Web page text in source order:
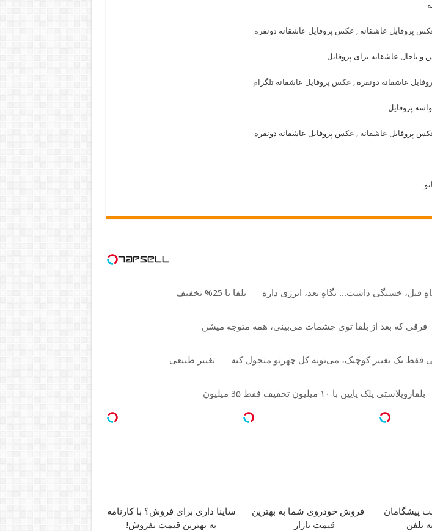
و باحال عاشقانه برای پروفایل
واسه پروفایل
قبل، خستگی داشت... نگاهِ بعد، انرژی داره بلفا با 25% تخفیف
فرقی که بعد از بلفا توی چشمات می‌بینی، همه متوجه میشن
فقط یک تغییر کوچیک، می‌تونه کل چهرتو متحول کنه تغییر طبیعی
بلفاروپلاستی پلک پایین با ۱۰ میلیون تخفیف فقط 3۵ میلیون
تلفن
فروش خودروی شما به بهترین
قیمت بازار
ساینا داری برای فروش؟ با کارنامه
به بهترین قیمت بفروش!